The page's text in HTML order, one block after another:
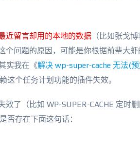
近留言却用的本地的数据 （比如张戈
个问题的原因，可能是你根据前辈大
实我在《解决 wp-super-cache 无法(
这个任务计划功能的插件失效。
了（比如 WP-SUPER-CACHE 定时
否存在下面这句话：